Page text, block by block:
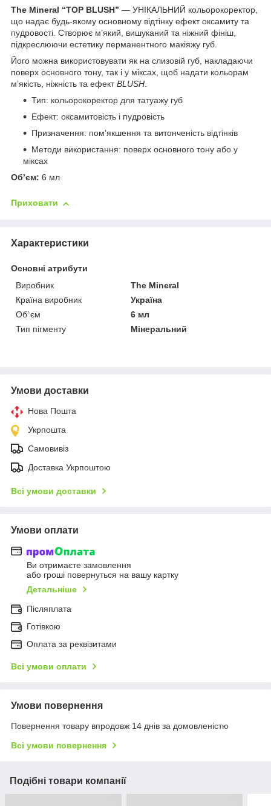
The Mineral “TOP BLUSH” — УНІКАЛЬНИЙ кольорокоректор,
що надає будь-якому основному відтінку ефект оксамиту та
пудровості. Створює м’який, вишуканий та ніжний фініш,
підкреслюючи естетику перманентного макіяжу губ.
Його можна використовувати як на слизовій губ, накладаючи
поверх основного тону, так і у міксах, щоб надати кольорам
м’якість, ніжність та ефектBLUSH.
Тип: кольорокоректор для татуажу губ
Ефект: оксамитовість і пудровість
Призначення: пом’якшення та витонченість відтінків
Методи використання: поверх основного тону або у
міксах
Об’єм: 6 мл
Приховати
Характеристики
Основні атрибути
Виробник
The Mineral
Країна виробник
Україна
Об`єм
6 мл
Тип пігменту
Мінеральний
Умови доставки
Нова Пошта
Укрпошта
Самовивіз
Доставка Укрпоштою
Всі умови доставки
Умови оплати
Ви отримаєте замовлення
або гроші повернуться на вашу картку
Детальніше
Післяплата
Готівкою
Оплата за реквізитами
Всі умови оплати
Умови повернення
Повернення товару впродовж 14 днів за домовленістю
Всі умови повернення
Подібні товари компанії